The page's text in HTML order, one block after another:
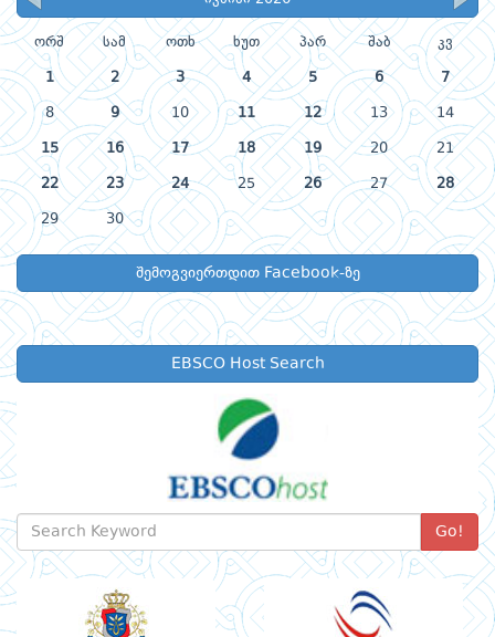
ორშ სამ ოთხ ხუთ პარ შაბ კვ
1 2 3 4 5 6 7
8 9 10 11 12 13 14
15 16 17 18 19 20 21
22 23 24 25 26 27 28
29 30
შემოგვიერთდით Facebook-ზე
EBSCO Host Search
Go!